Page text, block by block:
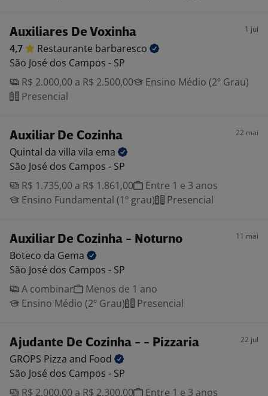
Auxiliares De Voxinha 1 jul
4,7 Restaurante barbaresco
São José dos Campos - SP
R$ 2.000,00 a R$ 2.500,00
Ensino Médio (2º Grau)
Presencial
Auxiliar De Cozinha 22 mai
Quintal da villa vila ema
São José dos Campos - SP
R$ 1.735,00 a R$ 1.861,00
Entre 1 e 3 anos
Ensino Fundamental (1º grau)
Presencial
Auxiliar De Cozinha - Noturno 11 mai
Boteco da Gema
São José dos Campos - SP
A combinar
Menos de 1 ano
Ensino Médio (2º Grau)
Presencial
Ajudante De Cozinha - - Pizzaria 22 jul
GROPS Pizza and Food
São José dos Campos - SP
R$ 2.000,00 a R$ 2.300,00
Entre 1 e 3 anos